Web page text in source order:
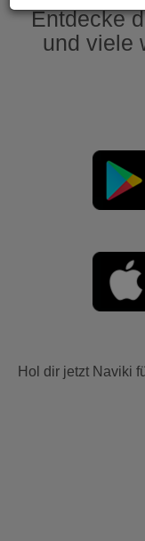
Entdecke
und viele
Hol dir jetzt Naviki